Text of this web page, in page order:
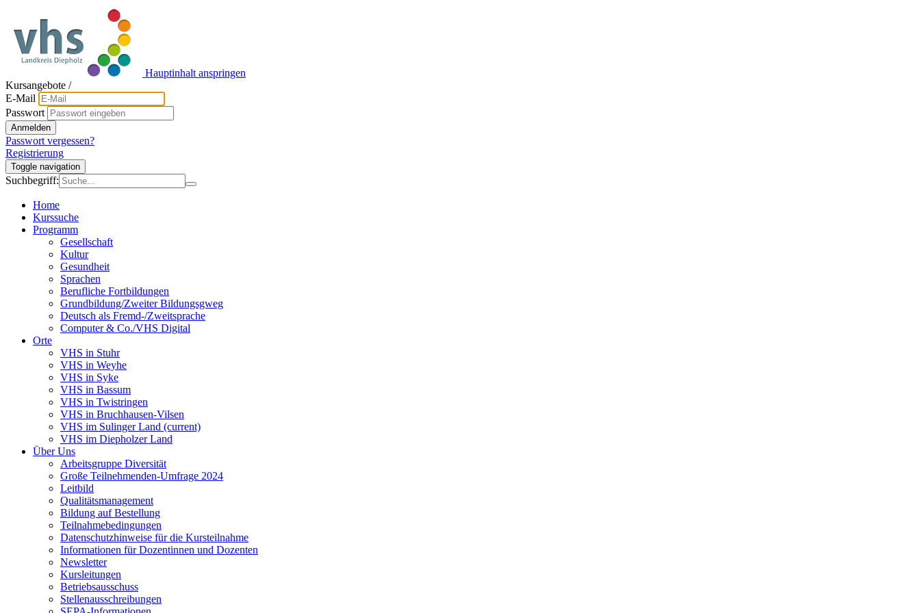
Hauptinhalt anspringen
Kursangebote /
E-Mail
Passwort
Anmelden
Passwort vergessen?
Registrierung
Toggle navigation
Suchbegriff:
Home
Kurssuche
Programm
Gesellschaft
Kultur
Gesundheit
Sprachen
Berufliche Fortbildungen
Grundbildung/Zweiter Bildungsgweg
Deutsch als Fremd-/Zweitsprache
Computer & Co./VHS Digital
Orte
VHS in Stuhr
VHS in Weyhe
VHS in Syke
VHS in Bassum
VHS in Twistringen
VHS in Bruchhausen-Vilsen
VHS im Sulinger Land (current)
VHS im Diepholzer Land
Über Uns
Arbeitsgruppe Diversität
Große Teilnehmenden-Umfrage 2024
Leitbild
Qualitätsmanagement
Bildung auf Bestellung
Teilnahmebedingungen
Datenschutzhinweise für die Kursteilnahme
Informationen für Dozentinnen und Dozenten
Newsletter
Kursleitungen
Betriebsausschuss
Stellenausschreibungen